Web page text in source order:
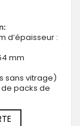
d’épaisseur :
mm
sans vitrage)
packs de